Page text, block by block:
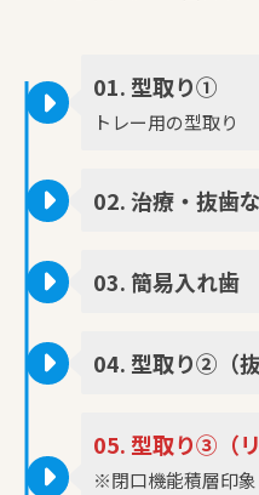
01. 型取り①
トレー用の型取り
02. 治療・抜歯
03. 簡易入れ歯
04. 型取り②（抜
05. 型取り③（リ
※閉口機能積層印